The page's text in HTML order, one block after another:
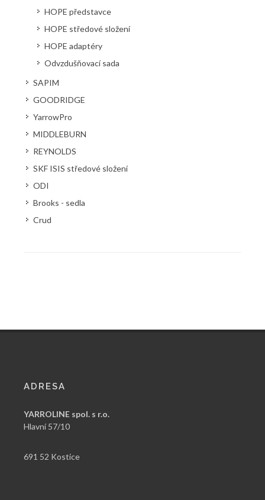
HOPE představce
HOPE středové složení
HOPE adaptéry
Odvzdušňovací sada
SAPIM
GOODRIDGE
YarrowPro
MIDDLEBURN
REYNOLDS
SKF ISIS středové složení
ODI
Brooks - sedla
Crud
ADRESA
YARROLINE spol. s r.o.
Hlavní 57/10
691 52 Kostice